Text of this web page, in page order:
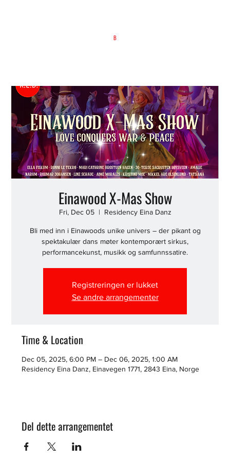
B
Einawood X-Mas Show
Fri, Dec 05
  |
Residency Eina Danz
Bli med inn i Einawoods unike univers – der pikant og
spektakulær dans møter kontemporært sirkus,
performancekunst, musikk og samfunnssatire.
Registreringen er lukket
Se andre arrangementer
Time & Location
Dec 05, 2025, 6:00 PM – Dec 06, 2025, 1:00 AM
Residency Eina Danz, Einavegen 1771, 2843 Eina, Norge
Del dette arrangementet